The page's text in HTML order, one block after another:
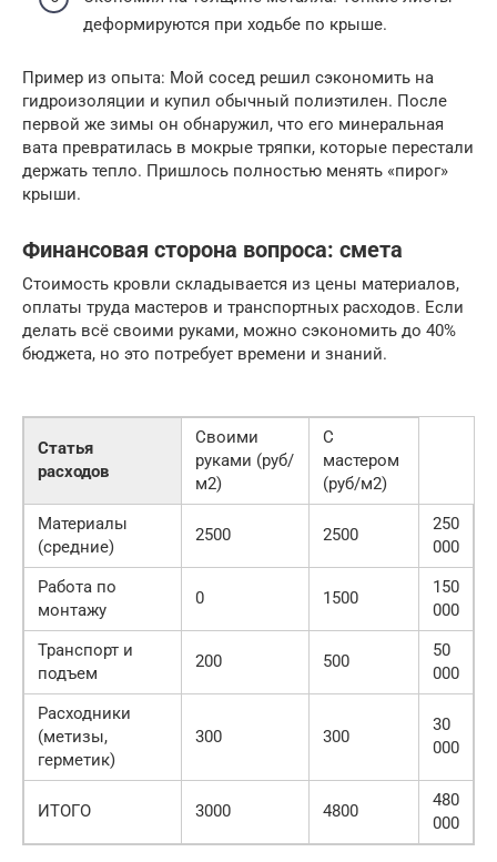
деформируются при ходьбе по крыше.
Пример из опыта: Мой сосед решил сэкономить на
гидроизоляции и купил обычный полиэтилен. После
первой же зимы он обнаружил, что его минеральная
вата превратилась в мокрые тряпки, которые перестали
держать тепло. Пришлось полностью менять «пирог»
крыши.
Финансовая сторона вопроса: смета
Стоимость кровли складывается из цены материалов,
оплаты труда мастеров и транспортных расходов. Если
делать всё своими руками, можно сэкономить до 40%
бюджета, но это потребует времени и знаний.
Статья
расходов
Своими
руками (руб/
м2)
С
мастером
(руб/м2)
Материалы
(средние)
2500 2500
250
000
Работа по
монтажу
0 1500
150
000
Транспорт и
подъем
200 500
50
000
Расходники
(метизы,
герметик)
300 300
30
000
ИТОГО 3000 4800
480
000